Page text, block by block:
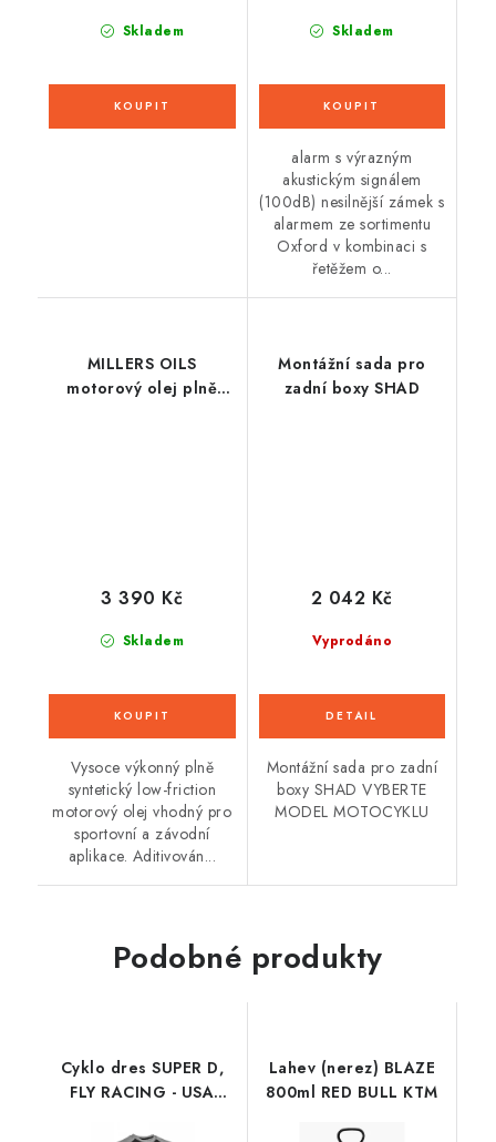
Skladem Skladem
alarm s výrazným
akustickým signálem
(100dB) nesilnější zámek s
alarmem ze sortimentu
Oxford v kombinaci s
řetěžem o...
MILLERS OILS
motorový olej plně
Skladem
3 390 Kč
Vysoce výkonný plně
syntetický low-friction
motorový olej vhodný pro
sportovní a závodní
aplikace. Aditivován...
Montážní sada pro
zadní boxy SHAD
Vyprodáno
2 042 Kč
Montážní sada pro zadní
boxy SHAD VYBERTE
MODEL MOTOCYKLU
Podobné produkty
Cyklo dres SUPER D,
FLY RACING - USA
Lahev (nerez) BLAZE
800ml RED BULL KTM